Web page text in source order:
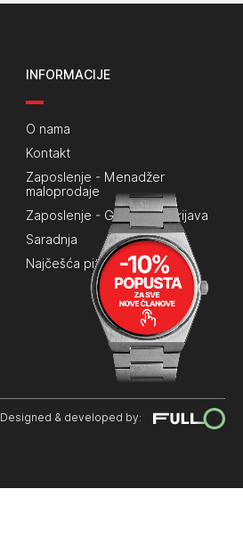
INFORMACIJE
O nama
Kontakt
Zaposlenje - Menadžer
maloprodaje
Zaposlenje - Generalna prijava
Saradnja
Najčešća pitanja
Designed & developed by: